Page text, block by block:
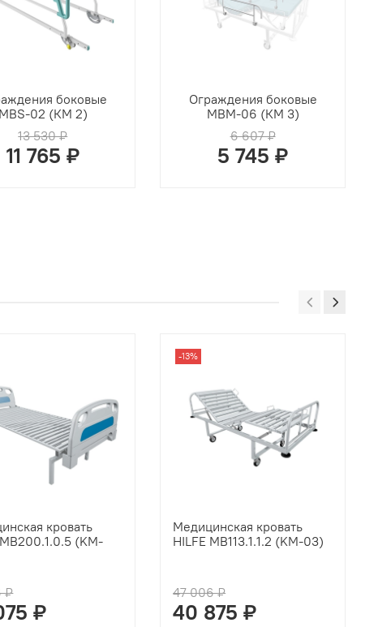
боковые
MBS-02 (КМ 2)
13 530 ₽
11 765 ₽
Ограждения боковые
MBМ-06 (КМ 3)
6 607 ₽
5 745 ₽
кровать
(KM-
₽
₽
-13%
Медицинская кровать
HILFE MB113.1.1.2 (KM-03)
47 006 ₽
40 875 ₽